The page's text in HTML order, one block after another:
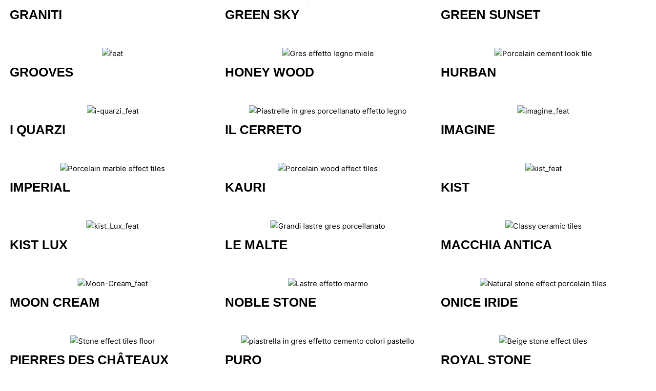
GRANITI GREEN SKY GREEN SUNSET
GROOVES HONEY WOOD HURBAN
I QUARZI IL CERRETO IMAGINE
IMPERIAL KAURI KIST
KIST LUX LE MALTE MACCHIA ANTICA
MOON CREAM NOBLE STONE ONICE IRIDE
PIERRES DES CHÂTEAUX PURO ROYAL STONE